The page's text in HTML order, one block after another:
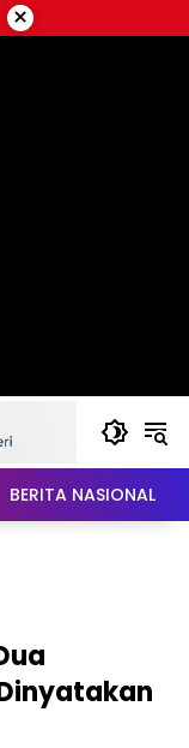
×
BERITA NASIONAL